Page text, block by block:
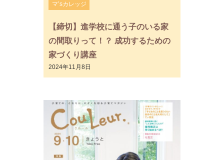
マ’sカレッジ
【締切】進学校に通う子のいる家
の間取りって！？ 成功するための
家づくり講座
2024年11月8日